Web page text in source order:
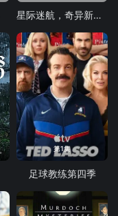
星际迷航，奇异新世界第四季
第1集
足球教练第四季